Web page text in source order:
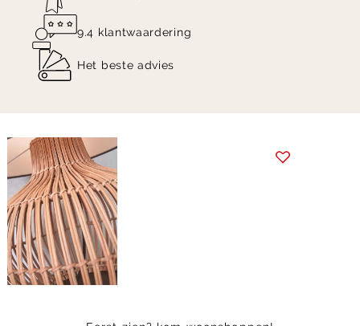
9.4 klantwaardering
Het beste advies
Item
of
4